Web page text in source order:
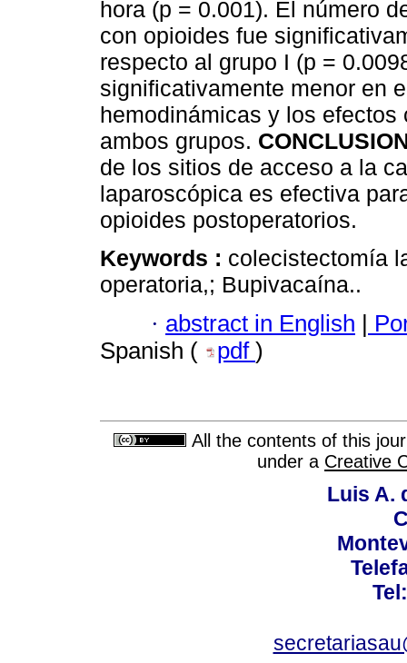
hora (p = 0.001). El número
con opioides fue
respecto al grupo I (p =
significativamente menor en
hemodinámicas y los
ambos grupos.
de los sitios de acceso a la
laparoscópica es efectiva
opioides postoperatorios.
Keywords : colecistectomía
operatoria,; Bupivacaína..
· abstract in English |
Spanish (
pdf )
All the contents of this
under a Creative
Luis A.